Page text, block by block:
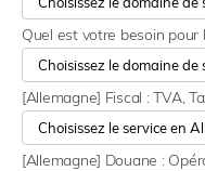
Quel est votre besoin pour
[Allemagne] Fiscal : TVA,
[Allemagne] Douane :